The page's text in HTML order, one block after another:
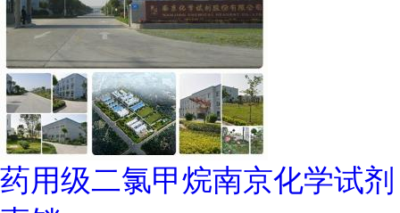
药用级二氯甲烷南京化学试剂